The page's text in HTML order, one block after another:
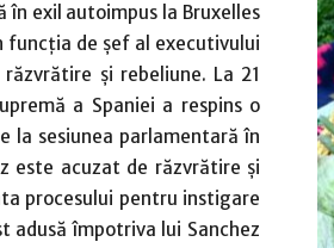
în exil autoimpus la Bruxelles
de şef al executivului
şi rebeliune. La 21
a Spaniei a respins o
la sesiunea parlamentară în
este acuzat de răzvrătire şi
procesului pentru instigare
adusă împotriva lui Sanchez